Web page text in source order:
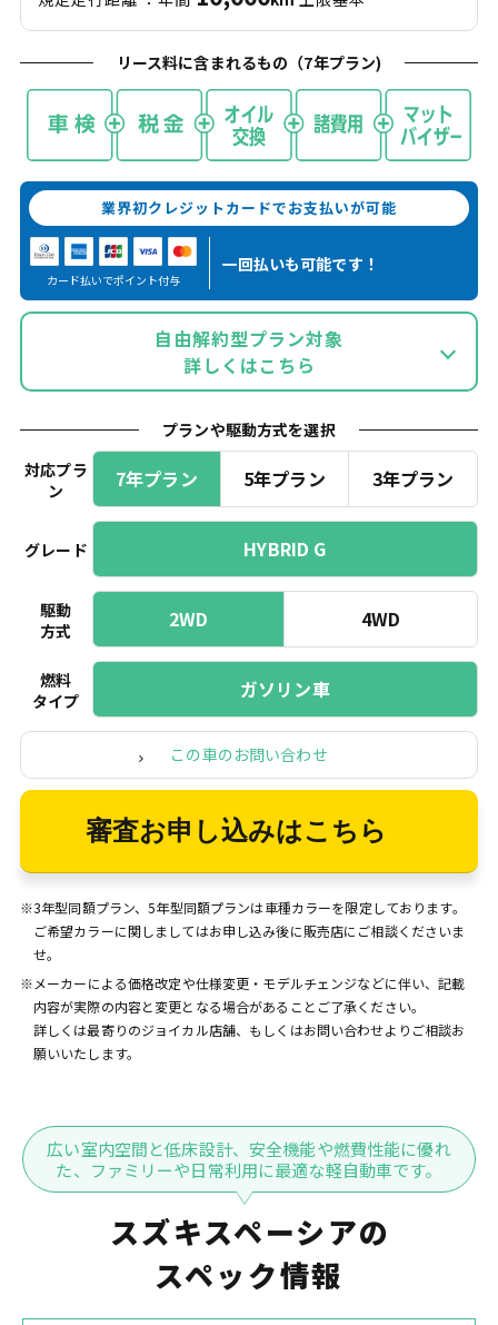
リース料に含まれるもの（7年プラン)
業界初クレジットカードでお支払いが可能
カード払いでポイント付与
一回払いも可能です！
自由解約型プラン対象
詳しくはこちら
プランや駆動方式を選択
対応プラ
ン
7年プラン 5年プラン 3年プラン
グレード HYBRID G
駆動
方式
2WD 4WD
燃料
タイプ
ガソリン車
この車のお問い合わせ
審査お申し込みはこちら
※3年型同額プラン、5年型同額プランは車種カラーを限定しております。
ご希望カラーに関しましてはお申し込み後に販売店にご相談くださいま
せ。
※メーカーによる価格改定や仕様変更・モデルチェンジなどに伴い、記載
内容が実際の内容と変更となる場合があることご了承ください。
詳しくは最寄りのジョイカル店舗、もしくはお問い合わせよりご相談お
願いいたします。
広い室内空間と低床設計、安全機能や燃費性能に優れ
た、ファミリーや日常利用に最適な軽自動車です。
スズキスペーシアの
スペック情報